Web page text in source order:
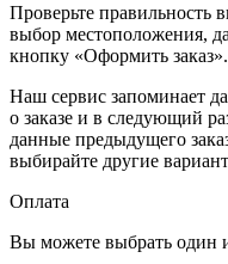
Проверьте правильность
выбор местоположения,
кнопку «Оформить заказ».
Наш сервис запоминает
о заказе и в следующий
данные предыдущего
выбирайте другие
Оплата
Вы можете выбрать один